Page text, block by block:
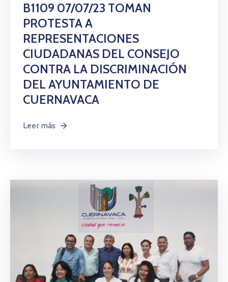
B1109 07/07/23 TOMAN
PROTESTA A
REPRESENTACIONES
CIUDADANAS DEL CONSEJO
CONTRA LA DISCRIMINACIÓN
DEL AYUNTAMIENTO DE
CUERNAVACA
Leer más